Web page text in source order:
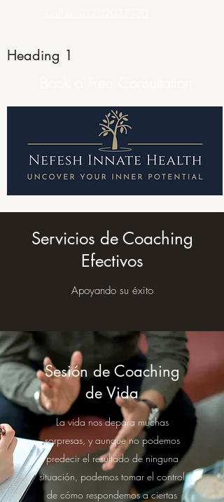
Heading 1
Servicios de Coaching
Efectivos
Apoyando su éxito
Sesión de Coaching
de Vida
La vida nos depara muchas
sorpresas, y aunque no podemos
predecir el resultado de ninguna
situación, podemos tomar el control
de cómo respondemos a ciertas